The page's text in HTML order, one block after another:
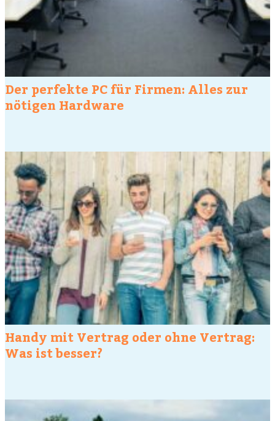
Der perfekte PC für Firmen: Alles zur
nötigen Hardware
Handy mit Vertrag oder ohne Vertrag:
Was ist besser?